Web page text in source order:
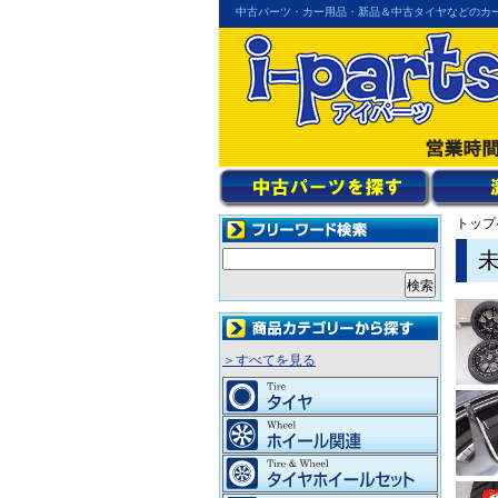
中古パーツ・カー用品・新品＆中古タイヤなどの
トッ
＞すべてを見る